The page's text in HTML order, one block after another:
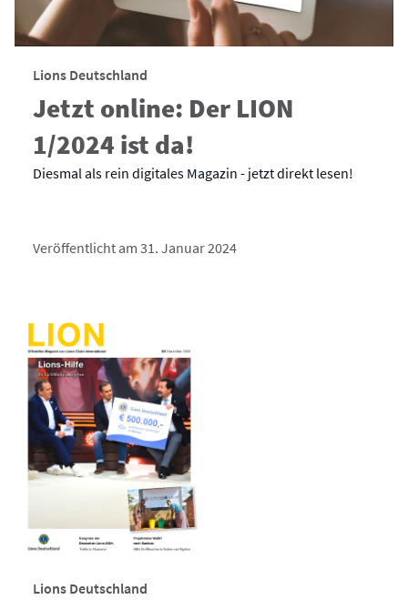
Lions Deutschland
Jetzt online: Der LION
1/2024 ist da!
Diesmal als rein digitales Magazin - jetzt direkt lesen!
Veröffentlicht am 31. Januar 2024
Lions Deutschland